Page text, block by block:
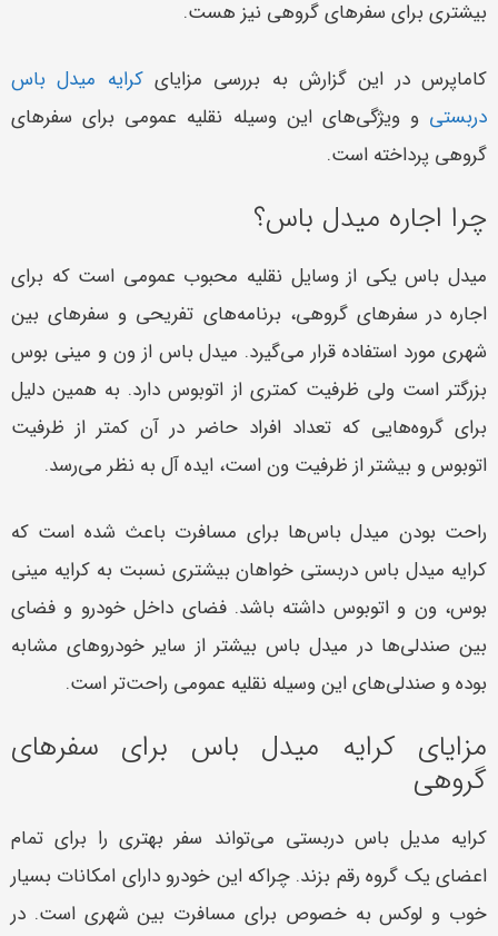
بیشتری برای سفرهای گروهی نیز هست.
کاماپرس در این گزارش به بررسی مزایایکرایه میدل باس
دربستی و ویژگی‌های این وسیله نقلیه عمومی برای سفرهای
گروهی پرداخته است.
چرا اجاره میدل باس؟
میدل باس یکی از وسایل نقلیه محبوب عمومی است که برای
اجاره در سفرهای گروهی، برنامه‌های تفریحی و سفرهای بین
شهری مورد استفاده قرار می‌گیرد. میدل باس از ون و مینی بوس
بزرگتر است ولی ظرفیت کمتری از اتوبوس دارد. به همین دلیل
برای گروه‌هایی که تعداد افراد حاضر در آن کمتر از ظرفیت
اتوبوس و بیشتر از ظرفیت ون است، ایده آل به نظر می‌رسد.
راحت بودن میدل باس‌ها برای مسافرت باعث شده است که
کرایه میدل باس دربستی خواهان بیشتری نسبت به کرایه مینی
بوس، ون و اتوبوس داشته باشد. فضای داخل خودرو و فضای
بین صندلی‌ها در میدل باس بیشتر از سایر خودروهای مشابه
بوده و صندلی‌های این وسیله نقلیه عمومی راحت‌تر است.
مزایای کرایه میدل باس برای سفرهای
گروهی
کرایه مدیل باس دربستی می‌تواند سفر بهتری را برای تمام
اعضای یک گروه رقم بزند. چراکه این خودرو دارای امکانات بسیار
خوب و لوکس به خصوص برای مسافرت بین شهری است. در